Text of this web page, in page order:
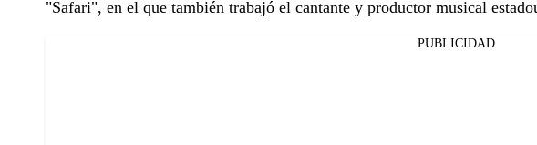
"Safari", en el que también trabajó el cantante y productor musical
PUBLICIDAD